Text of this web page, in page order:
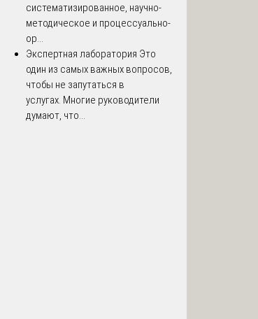
систематизированное, научно-
методическое и процессуально-
ор...
Экспертная лаборатория Это
один из самых важных вопросов,
чтобы не запутаться в
услугах. Многие руководители
думают, что...